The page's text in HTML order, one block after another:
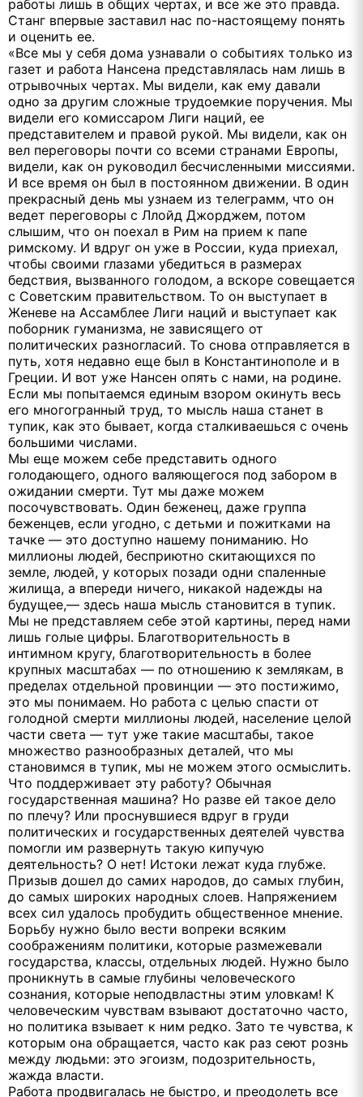
работы лишь в общих чертах, и все же это правда.
Станг впервые заставил нас по-настоящему понять
и оценить ее.
«Все мы у себя дома узнавали о событиях только из
газет и работа Нансена представлялась нам лишь в
отрывочных чертах. Мы видели, как ему давали
одно за другим сложные трудоемкие поручения. Мы
видели его комиссаром Лиги наций, ее
представителем и правой рукой. Мы видели, как он
вел переговоры почти со всеми странами Европы,
видели, как он руководил бесчисленными миссиями.
И все время он был в постоянном движении. В один
прекрасный день мы узнаем из телеграмм, что он
ведет переговоры с Ллойд Джорджем, потом
слышим, что он поехал в Рим на прием к папе
римскому. И вдруг он уже в России, куда приехал,
чтобы своими глазами убедиться в размерах
бедствия, вызванного голодом, а вскоре совещается
с Советским правительством. То он выступает в
Женеве на Ассамблее Лиги наций и выступает как
поборник гуманизма, не зависящего от
политических разногласий. То снова отправляется в
путь, хотя недавно еще был в Константинополе и в
Греции. И вот уже Нансен опять с нами, на родине.
Если мы попытаемся единым взором окинуть весь
его многогранный труд, то мысль наша станет в
тупик, как это бывает, когда сталкиваешься с очень
большими числами.
Мы еще можем себе представить одного
голодающего, одного валяющегося под забором в
ожидании смерти. Тут мы даже можем
посочувствовать. Один беженец, даже группа
беженцев, если угодно, с детьми и пожитками на
тачке — это доступно нашему пониманию. Но
миллионы людей, бесприютно скитающихся по
земле, людей, у которых позади одни спаленные
жилища, а впереди ничего, никакой надежды на
будущее,— здесь наша мысль становится в тупик.
Мы не представляем себе этой картины, перед нами
лишь голые цифры. Благотворительность в
интимном кругу, благотворительность в более
крупных масштабах — по отношению к землякам, в
пределах отдельной провинции — это постижимо,
это мы понимаем. Но работа с целью спасти от
голодной смерти миллионы людей, население целой
части света — тут уже такие масштабы, такое
множество разнообразных деталей, что мы
становимся в тупик, мы не можем этого осмыслить.
Что поддерживает эту работу? Обычная
государственная машина? Но разве ей такое дело
по плечу? Или проснувшиеся вдруг в груди
политических и государственных деятелей чувства
помогли им развернуть такую кипучую
деятельность? О нет! Истоки лежат куда глубже.
Призыв дошел до самих народов, до самых глубин,
до самых широких народных слоев. Напряжением
всех сил удалось пробудить общественное мнение.
Борьбу нужно было вести вопреки всяким
соображениям политики, которые размежевали
государства, классы, отдельных людей. Нужно было
проникнуть в самые глубины человеческого
сознания, которые неподвластны этим уловкам! К
человеческим чувствам взывают достаточно часто,
но политика взывает к ним редко. Зато те чувства, к
которым она обращается, часто как раз сеют рознь
между людьми: это эгоизм, подозрительность,
жажда власти.
Работа продвигалась не быстро, и преодолеть все